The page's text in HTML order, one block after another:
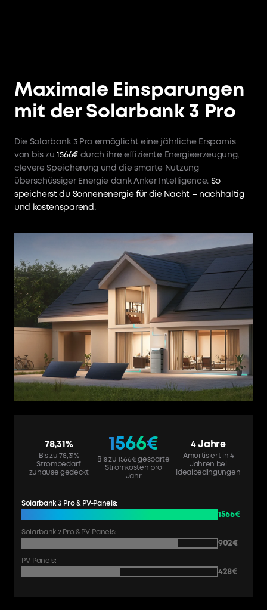
Maximale Einsparungen
mit der Solarbank 3 Pro
Die Solarbank 3 Pro ermöglicht eine jährliche Ersparnis
von bis zu
1566€ durch ihre effiziente Energieerzeugung,
clevere Speicherung und die smarte Nutzung
überschüssiger Energie dank Anker Intelligence. So
speicherst du Sonnenenergie für die Nacht – nachhaltig
und kostensparend.
78,31%
Bis zu 78,31%
Strombedarf
zuhause gedeckt
1566€
Bis zu 1566€ gesparte
Stromkosten pro
Jahr
4 Jahre
Amortisiert in 4
Jahren bei
Idealbedingungen
Solarbank 3 Pro & PV-Panels:
1566€
Solarbank 2 Pro & PV-Panels:
902€
PV-Panels:
428€